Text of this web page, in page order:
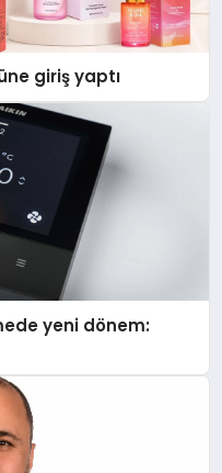
giriş yaptı
yeni dönem: